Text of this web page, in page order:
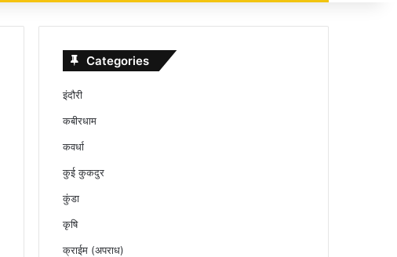
Categories
इंदौरी
कबीरधाम
कवर्धा
कुई कुकदुर
कुंडा
कृषि
क्राईम (अपराध)